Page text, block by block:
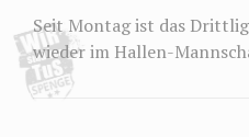
Seit Montag ist das
wieder im Hallen-